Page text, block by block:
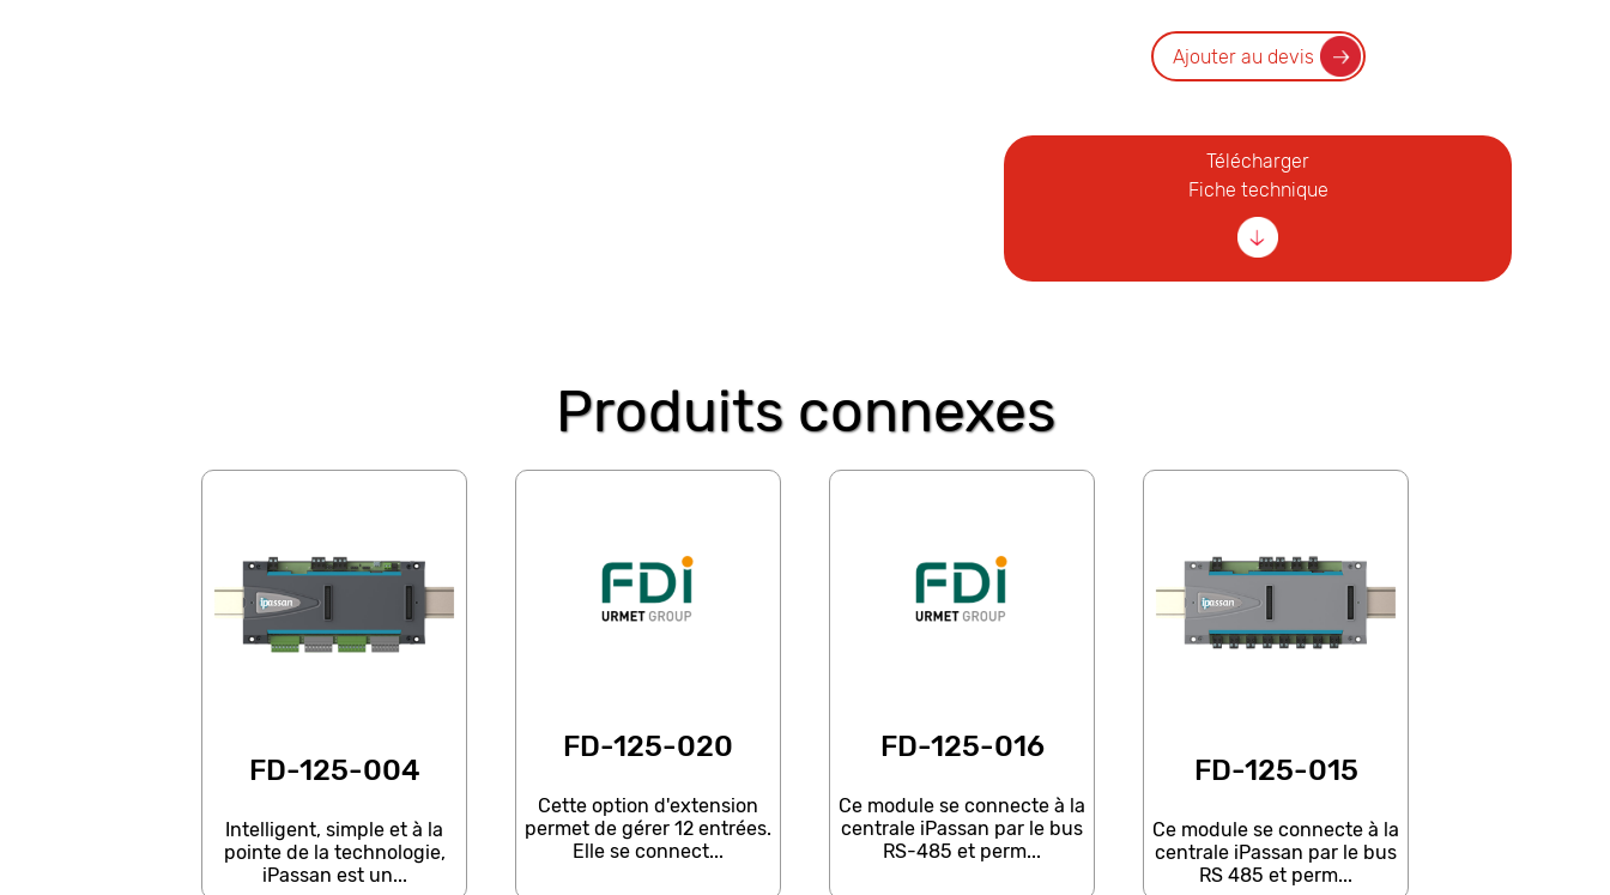
Ajouter au devis
Télécharger
Fiche technique
Produits connexes
FD-125-004
Intelligent, simple et à la
pointe de la technologie,
iPassan est un...
FD-125-020
Cette option d'extension
permet de gérer 12 entrées.
Elle se connect...
FD-125-016
Ce module se connecte à la
centrale iPassan par le bus
RS-485 et perm...
FD-125-015
Ce module se connecte à la
centrale iPassan par le bus
RS 485 et perm...